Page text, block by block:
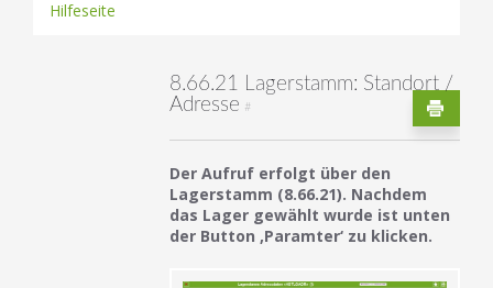
Hilfeseite
8.66.21 Lagerstamm: Standort /
Adresse #
Der Aufruf erfolgt über den
Lagerstamm (8.66.21). Nachdem
das Lager gewählt wurde ist unten
der Button ‚Paramter‘ zu klicken.